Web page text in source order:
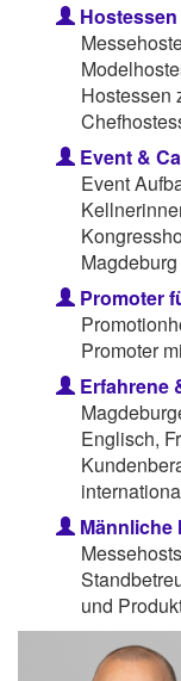
Hostessen
Event &
Event
Promoter
Promoter
Erfahrene
Englisch,
Männliche
und